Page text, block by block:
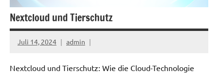
Nextcloud und Tierschutz
Juli 14, 2024 admin
Nextcloud und Tierschutz: Wie die Cloud-Technologie